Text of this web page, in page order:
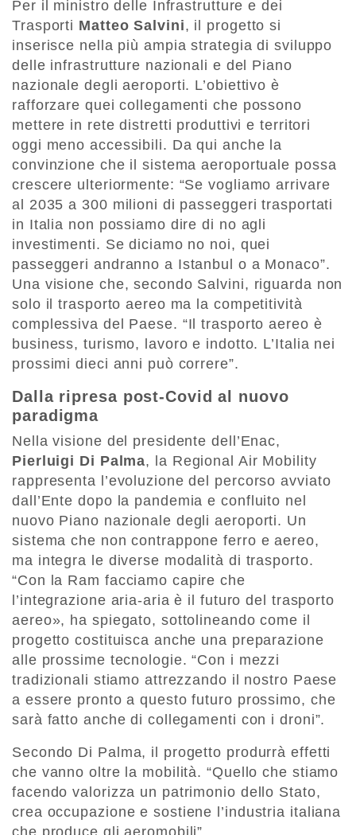
Per il ministro delle Infrastrutture e dei
Trasporti Matteo Salvini, il progetto si
inserisce nella più ampia strategia di sviluppo
delle infrastrutture nazionali e del Piano
nazionale degli aeroporti. L’obiettivo è
rafforzare quei collegamenti che possono
mettere in rete distretti produttivi e territori
oggi meno accessibili. Da qui anche la
convinzione che il sistema aeroportuale possa
crescere ulteriormente: “Se vogliamo arrivare
al 2035 a 300 milioni di passeggeri trasportati
in Italia non possiamo dire di no agli
investimenti. Se diciamo no noi, quei
passeggeri andranno a Istanbul o a Monaco”.
Una visione che, secondo Salvini, riguarda non
solo il trasporto aereo ma la competitività
complessiva del Paese. “Il trasporto aereo è
business, turismo, lavoro e indotto. L’Italia nei
prossimi dieci anni può correre”.
Dalla ripresa post-Covid al nuovo
paradigma
Nella visione del presidente dell’Enac,
Pierluigi Di Palma, la Regional Air Mobility
rappresenta l’evoluzione del percorso avviato
dall’Ente dopo la pandemia e confluito nel
nuovo Piano nazionale degli aeroporti. Un
sistema che non contrappone ferro e aereo,
ma integra le diverse modalità di trasporto.
“Con la Ram facciamo capire che
l’integrazione aria-aria è il futuro del trasporto
aereo», ha spiegato, sottolineando come il
progetto costituisca anche una preparazione
alle prossime tecnologie. “Con i mezzi
tradizionali stiamo attrezzando il nostro Paese
a essere pronto a questo futuro prossimo, che
sarà fatto anche di collegamenti con i droni”.
Secondo Di Palma, il progetto produrrà effetti
che vanno oltre la mobilità. “Quello che stiamo
facendo valorizza un patrimonio dello Stato,
crea occupazione e sostiene l’industria italiana